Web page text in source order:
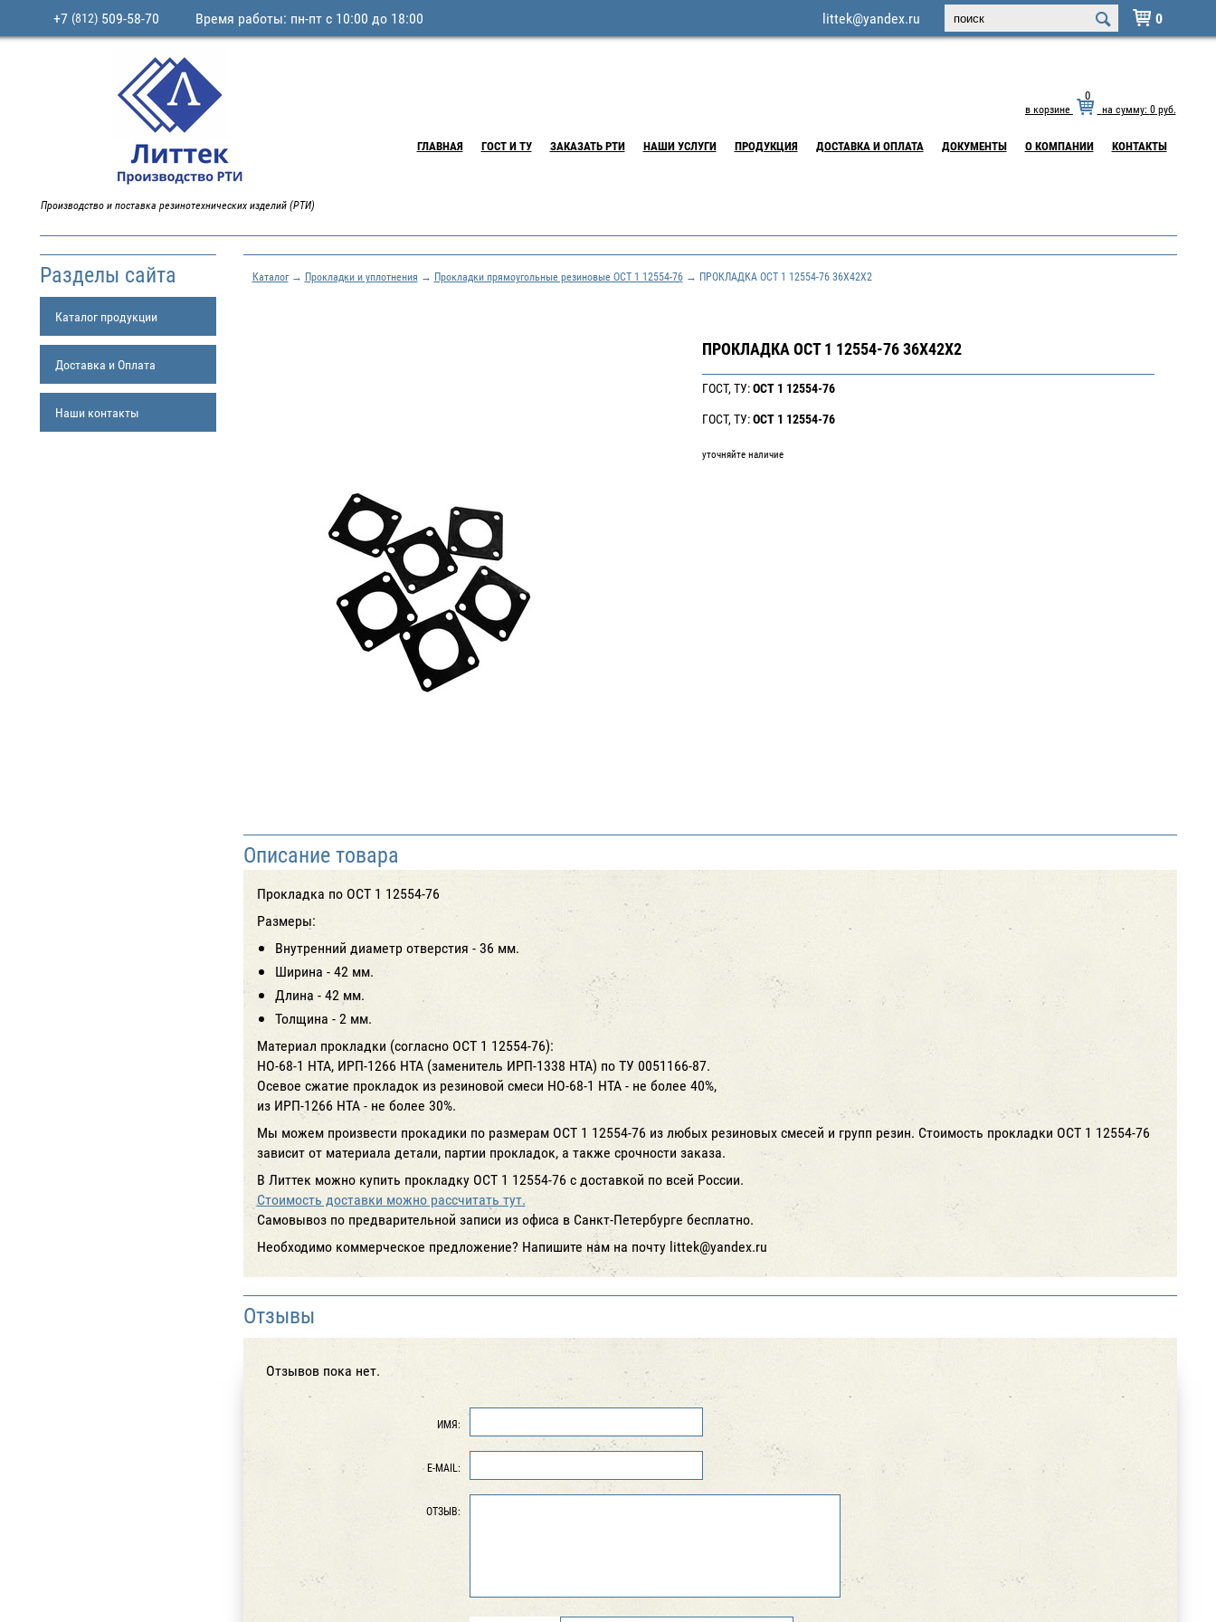
 0
+7 (812)509-58-70 Время работы: пн-пт с 10:00 до 18:00 littek@yandex.ru
Производство и поставка резинотехнических изделий (РТИ)
в корзине
0
на сумму: 0руб.
ГЛАВНАЯ ГОСТ И ТУ ЗАКАЗАТЬ РТИ НАШИ УСЛУГИ ПРОДУКЦИЯ ДОСТАВКА И ОПЛАТА ДОКУМЕНТЫ О КОМПАНИИ КОНТАКТЫ
Разделы сайта
Каталог продукции
Доставка и Оплата
Наши контакты
Каталог→ Прокладки и уплотнения → Прокладки прямоугольные резиновые ОСТ 1 12554-76→ ПРОКЛАДКА ОСТ 1 12554-76 36X42X2
ПРОКЛАДКА ОСТ 1 12554-76 36X42X2
ГОСТ, ТУ:ОСТ 1 12554-76
ГОСТ, ТУ:ОСТ 1 12554-76
уточняйте наличие
Описание товара
Прокладка по ОСТ 1 12554-76
Размеры:
Внутренний диаметр отверстия - 36 мм.
Ширина - 42 мм.
Длина - 42 мм.
Толщина - 2 мм.
Материал прокладки (согласно ОСТ 1 12554-76):
HO-68-1 НТА, ИРП-1266 НТА (заменитель ИРП-1338 НТА) по ТУ 0051166-87.
Осевое сжатие прокладок из резиновой смеси НО-68-1 НТА - не более 40%,
из ИРП-1266 НТА - не более 30%.
Мы можем произвести прокадики по размерам ОСТ 1 12554-76 из любых резиновых смесей и групп резин. Стоимость прокладки ОСТ 1 12554-76
зависит от материала детали, партии прокладок, а также срочности заказа.
В Литтек можно купить прокладку ОСТ 1 12554-76 с доставкой по всей России.
Стоимость доставки можно рассчитать тут.
Самовывоз по предварительной записи из офиса в Санкт-Петербурге бесплатно.
Необходимо коммерческое предложение? Напишите нам на почту littek@yandex.ru
Отзывы
Отзывов пока нет.
ИМЯ:
E-MAIL:
ОТЗЫВ: